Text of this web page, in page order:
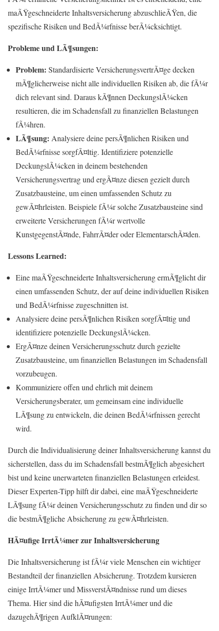
maÃŸgeschneiderte Inhaltsversicherung abzuschlieÃŸen, die
spezifische Risiken und BedÃ¼rfnisse berÃ¼cksichtigt.
Probleme und LÃ¶sungen:
Problem: Standardisierte VersicherungsvertrÃ¤ge decken
mÃ¶glicherweise nicht alle individuellen Risiken ab, die fÃ¼r
dich relevant sind. Daraus kÃ¶nnen DeckungslÃ¼cken
resultieren, die im Schadensfall zu finanziellen Belastungen
fÃ¼hren.
LÃ¶sung: Analysiere deine persÃ¶nlichen Risiken und
BedÃ¼rfnisse sorgfÃ¤ltig. Identifiziere potenzielle
DeckungslÃ¼cken in deinem bestehenden
Versicherungsvertrag und ergÃ¤nze diesen gezielt durch
Zusatzbausteine, um einen umfassenden Schutz zu
gewÃ¤hrleisten. Beispiele fÃ¼r solche Zusatzbausteine sind
erweiterte Versicherungen fÃ¼r wertvolle
KunstgegenstÃ¤nde, FahrrÃ¤der oder ElementarschÃ¤den.
Lessons Learned:
Eine maÃŸgeschneiderte Inhaltsversicherung ermÃ¶glicht dir
einen umfassenden Schutz, der auf deine individuellen Risiken
und BedÃ¼rfnisse zugeschnitten ist.
Analysiere deine persÃ¶nlichen Risiken sorgfÃ¤ltig und
identifiziere potenzielle DeckungslÃ¼cken.
ErgÃ¤nze deinen Versicherungsschutz durch gezielte
Zusatzbausteine, um finanziellen Belastungen im Schadensfall
vorzubeugen.
Kommuniziere offen und ehrlich mit deinem
Versicherungsberater, um gemeinsam eine individuelle
LÃ¶sung zu entwickeln, die deinen BedÃ¼rfnissen gerecht
wird.
Durch die Individualisierung deiner Inhaltsversicherung kannst du
sicherstellen, dass du im Schadensfall bestmÃ¶glich abgesichert
bist und keine unerwarteten finanziellen Belastungen erleidest.
Dieser Experten-Tipp hilft dir dabei, eine maÃŸgeschneiderte
LÃ¶sung fÃ¼r deinen Versicherungsschutz zu finden und dir so
die bestmÃ¶gliche Absicherung zu gewÃ¤hrleisten.
HÃ¤ufige IrrtÃ¼mer zur Inhaltsversicherung
Die Inhaltsversicherung ist fÃ¼r viele Menschen ein wichtiger
Bestandteil der finanziellen Absicherung. Trotzdem kursieren
einige IrrtÃ¼mer und MissverstÃ¤ndnisse rund um dieses
Thema. Hier sind die hÃ¤ufigsten IrrtÃ¼mer und die
dazugehÃ¶rigen AufklÃ¤rungen: